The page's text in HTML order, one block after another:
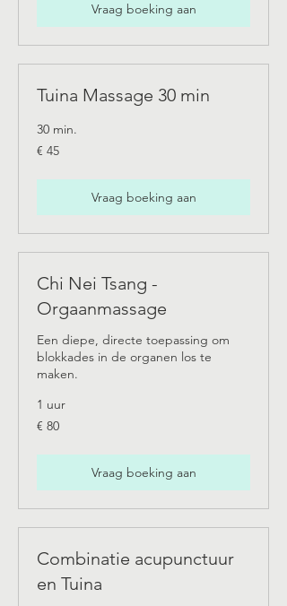
Vraag boeking aan
Tuina Massage 30 min
30 min.
45
euro
€ 45
Vraag boeking aan
Chi Nei Tsang -
Orgaanmassage
Een diepe, directe toepassing om
blokkades in de organen los te
maken.
1 uur
80
euro
€ 80
Vraag boeking aan
Combinatie acupunctuur
en Tuina